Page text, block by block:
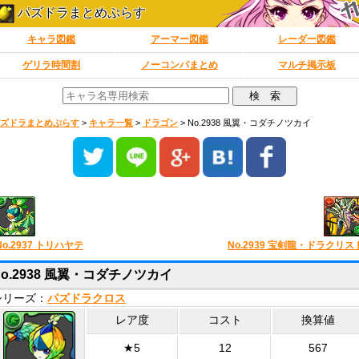
パズドラまとめぷらす
キャラ図鑑 アーマー図鑑 レーダー図鑑
ゲリラ時間割 ノーコンパまとめ マルチ掲示板
ドラまとめぷらす > キャラ一覧 > ドラゴン > No.2938 風翼・コダチノツカイ
トリハヤテ No.2939 宝剣龍・ドラクリス
風翼・コダチノツカイ
ーズ： パズドラクロス
レア度 コスト 換算値
★5 12 567